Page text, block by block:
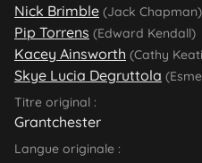
Nick Brimble (Jack Chapman)
Pip Torrens (Edward Kendall)
Kacey Ainsworth (Cathy
Skye Lucia Degruttola
Titre original :
Grantchester
Langue originale :